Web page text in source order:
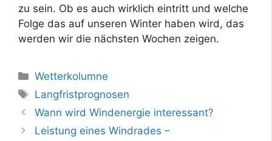
zu sein. Ob es auch wirklich eintritt und welche
Folge das auf unseren Winter haben wird, das
werden wir die nächsten Wochen zeigen.
Kategorien
Wetterkolumne
Schlagwörter
Langfristprognosen
Wann wird Windenergie interessant?
Leistung eines Windrades –